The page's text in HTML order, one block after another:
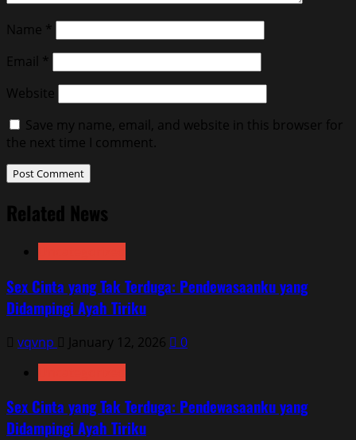
Name *
Email
*
Website
Save my name, email, and website in this browser for
the next time I comment.
Related News
Sex Cinta yang Tak Terduga: Pendewasaanku yang
Didampingi Ayah Tiriku
vqvnp January 12, 2026
0
Sex Cinta yang Tak Terduga: Pendewasaanku yang
Didampingi Ayah Tiriku